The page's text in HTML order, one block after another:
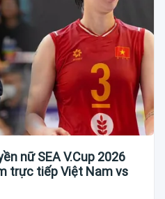
nữ SEA V.Cup 2026
trực tiếp Việt Nam vs